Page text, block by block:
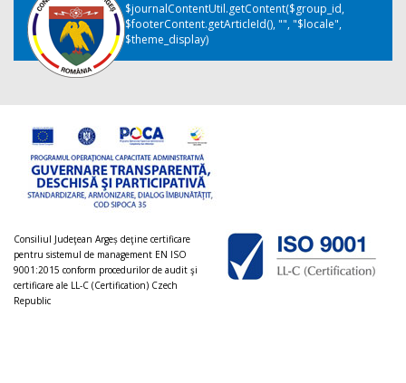
$journalContentUtil.getContent($group_id,
$footerContent.getArticleId(), "", "$locale",
$theme_display)
Consiliul Judeţean Argeș deţine certificare
pentru sistemul de management EN ISO
9001:2015 conform procedurilor de audit şi
certificare ale LL-C (Certification) Czech
Republic